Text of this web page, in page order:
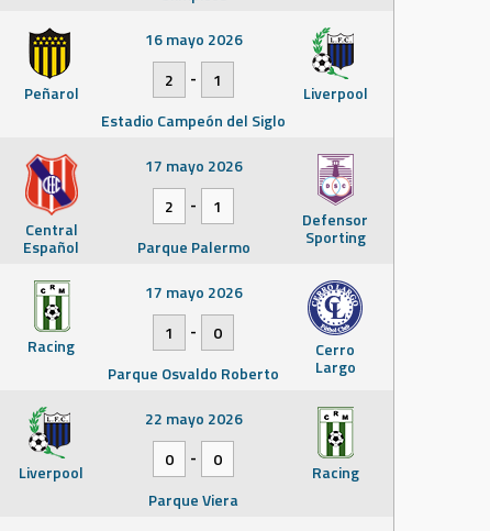
Peñarol Liverpool
16 mayo 2026
2
-
1
Estadio Campeón del Siglo
Central
Español
Defensor
Sporting
17 mayo 2026
2
-
1
Parque Palermo
Racing Cerro
Largo
17 mayo 2026
1
-
0
Parque Osvaldo Roberto
Liverpool Racing
22 mayo 2026
0
-
0
Parque Viera